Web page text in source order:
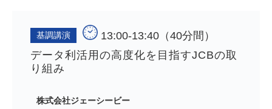
基調講演
13:00-13:40（40分間）
データ利活用の高度化を目指すJCBの取
り組み
株式会社ジェーシービー